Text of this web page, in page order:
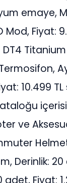
emaye,
Mod, Fiyat:
10.499
ve
Derinlik: 20
adet, Fiyat: